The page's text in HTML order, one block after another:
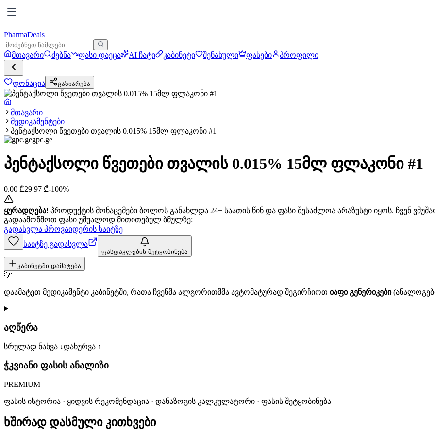
PharmaDeals
მთავარი ძებნა ფასი დაეცა AI ჩატი კაბინეტი შენახული ფასები პროფილი
დონაცია გაზიარება
მთავარი
მედიკამენტები
პენტაქსოლი წვეთები თვალის 0.015% 15მლ ფლაკონი #1
gpc.ge
პენტაქსოლი წვეთები თვალის 0.015% 15მლ ფლაკონი #1
0.00 ₾29.97 ₾-100%
ყურადღება! პროდუქტის მონაცემები ბოლოს განახლდა 24+ საათის წინ და ფასი შესაძლოა არაზუსტი იყოს. ჩვენ
გადაამოწმოთ ფასი უშუალოდ მითითებულ ბმულზე:
გადასვლა პროვაიდერის საიტზე
საიტზე გადასვლა
ფასდაკლების შეტყობინება
კაბინეტში დამატება
💡
დაამატეთ მედიკამენტი კაბინეტში, რათა ჩვენმა ალგორითმმა ავტომატურად შეგირჩიოთ იაფი გენერიკები
აღწერა
სრულად ნახვა ↓დახურვა ↑
ჭკვიანი ფასის ანალიზი
PREMIUM
ფასის ისტორია · ყიდვის რეკომენდაცია · დანაზოგის კალკულატორი · ფასის შეტყობინება
ხშირად დასმული კითხვები